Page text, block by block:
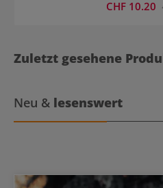
Verkaufspreis:
CHF 10.20
Zuletzt gesehene
Neu & lesenswert